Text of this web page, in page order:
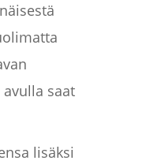
saat
lisäksi